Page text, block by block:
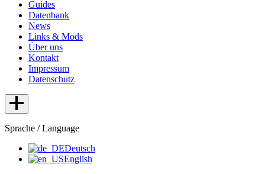
Guides
Datenbank
News
Links & Mods
Über uns
Kontakt
Impressum
Datenschutz
Sprache / Language
Deutsch
English